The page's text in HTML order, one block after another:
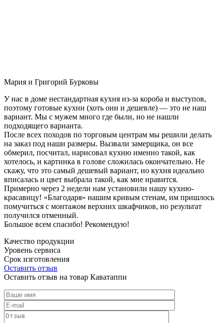
Мария и Григорий Бурковы
У нас в доме нестандартная кухня из-за короба и выступов,
поэтому готовые кухни (хоть они и дешевле) — это не наш
вариант. Мы с мужем много где были, но не нашли
подходящего варианта.
После всех походов по торговым центрам мы решили делать
на заказ под наши размеры. Вызвали замерщика, он все
обмерил, посчитал, нарисовал кухню именно такой, как
хотелось, и картинка в голове сложилась окончательно. Не
скажу, что это самый дешевый вариант, но кухня идеально
вписалась и цвет выбрала такой, как мне нравится.
Примерно через 2 недели нам установили нашу кухню-
красавицу! «Благодаря» нашим кривым стенам, им пришлось
помучиться с монтажом верхних шкафчиков, но результат
получился отменный.
Большое всем спасибо! Рекомендую!
Качество продукции
Уровень сервиса
Срок изготовления
Оставить отзыв
Оставить отзыв на товар Каватаппи